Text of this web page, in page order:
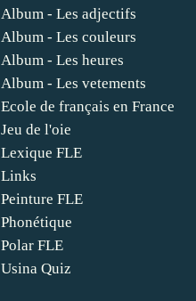
Album - Les adjectifs
Album - Les couleurs
Album - Les heures
Album - Les vetements
Ecole de français en France
Jeu de l'oie
Lexique FLE
Links
Peinture FLE
Phonétique
Polar FLE
Usina Quiz